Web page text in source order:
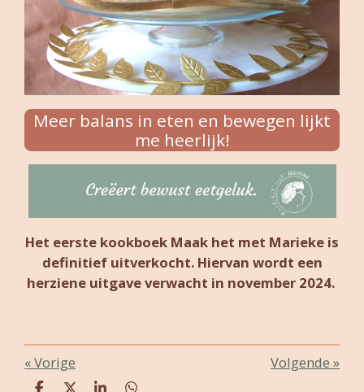
Meer balans in eten en bewegen lijkt
me heerlijk!
Het eerste kookboek Maak het met Marieke is
definitief uitverkocht. Hiervan wordt een
herziene uitgave verwacht in november 2024.
«Vorige Volgende »